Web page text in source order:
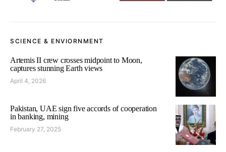
SCIENCE & ENVIORNMENT
Artemis II crew crosses midpoint to Moon,
captures stunning Earth views
April 4, 2026
Pakistan, UAE sign five accords of cooperation
in banking, mining
February 27, 2025